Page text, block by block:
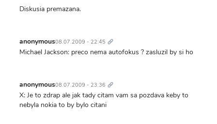
Diskusia premazana.
anonymous08.07.2009 - 22:45 odkaz
Michael Jackson: preco nema autofokus ? zasluzil by si ho
anonymous08.07.2009 - 23:36 odkaz
X: Je to zdrap ale jak tady citam vam sa pozdava keby to
nebyla nokia to by bylo citani